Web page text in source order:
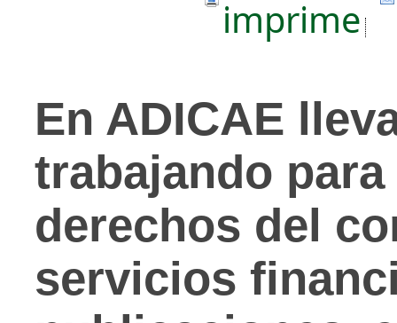
imprime
En ADICAE
trabajando
derechos del
servicios